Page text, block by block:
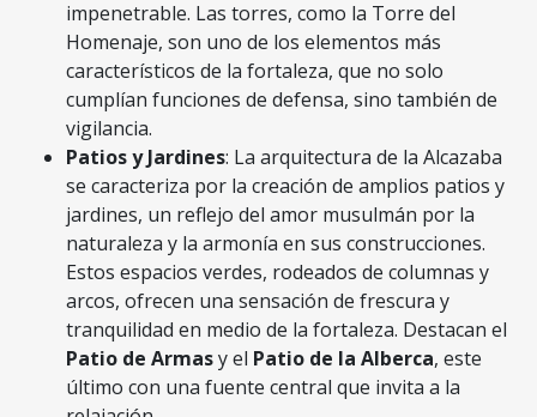
impenetrable. Las torres, como la Torre del
Homenaje, son uno de los elementos más
característicos de la fortaleza, que no solo
cumplían funciones de defensa, sino también de
vigilancia.
Patios y Jardines: La arquitectura de la Alcazaba
se caracteriza por la creación de amplios patios y
jardines, un reflejo del amor musulmán por la
naturaleza y la armonía en sus construcciones.
Estos espacios verdes, rodeados de columnas y
arcos, ofrecen una sensación de frescura y
tranquilidad en medio de la fortaleza. Destacan el
Patio de Armasy el Patio de la Alberca, este
último con una fuente central que invita a la